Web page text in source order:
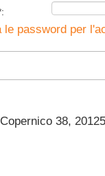
le password per
38,